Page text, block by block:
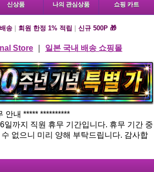
신상품 나의 관심상품 쇼핑 카트
송 회원 한정 1% 적립 신규 500P 🎁
Store 일본 국내 배송 쇼핑몰
안내 ***** **********
일까지 직원 휴무 기간입니다. 휴무 기간 중
없으니 미리 양해 부탁드립니다. 감사합